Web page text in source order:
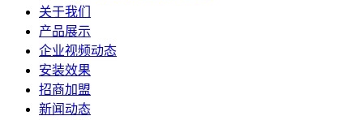
关于我们
产品展示
企业视频动态
安装效果
招商加盟
新闻动态